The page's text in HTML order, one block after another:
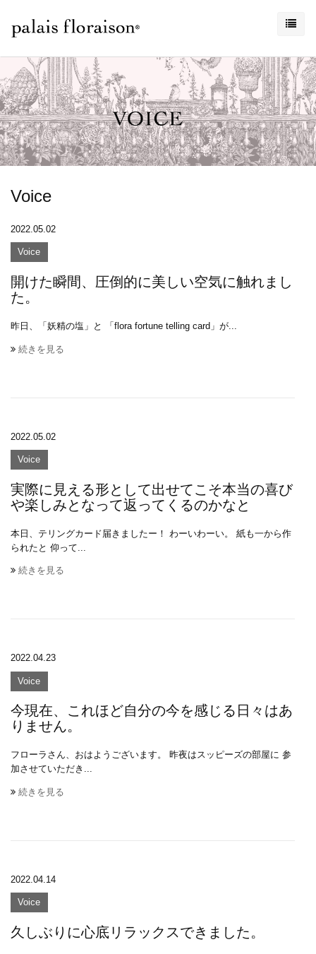
Voice
2022.05.02
Voice
開けた瞬間、圧倒的に美しい空気に触れまし
た。
昨日、「妖精の塩」と 「flora fortune telling card」が...
続きを見る
2022.05.02
Voice
実際に見える形として出せてこそ本当の喜び
や楽しみとなって返ってくるのかなと
本日、テリングカード届きましたー！ わーいわーい。 紙も一から作
られたと 仰って...
続きを見る
2022.04.23
Voice
今現在、これほど自分の今を感じる日々はあ
りません。
フローラさん、おはようございます。 昨夜はスッピーズの部屋に 参
加させていただき...
続きを見る
2022.04.14
Voice
久しぶりに心底リラックスできました。